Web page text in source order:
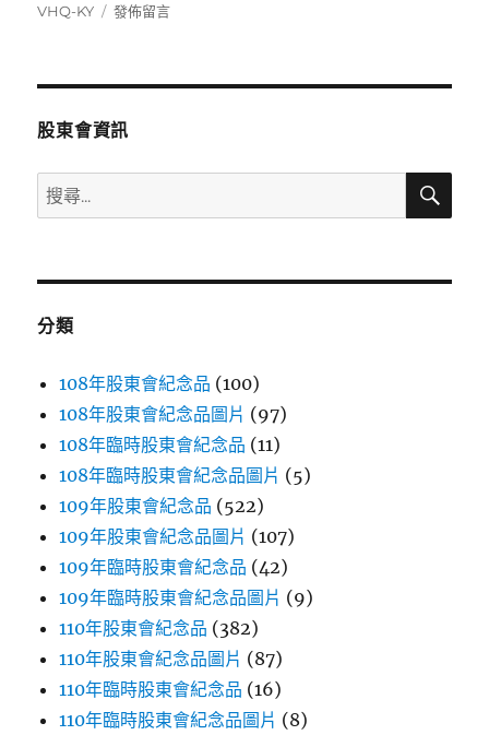
佈
類
VHQ-KY
在
發佈留言
股東會資訊
搜
尋
鍵
搜
分類
108年股東會紀念品 (100)
108年股東會紀念品圖片 (97)
108年臨時股東會紀念品 (11)
108年臨時股東會紀念品圖片 (5)
109年股東會紀念品 (522)
109年股東會紀念品圖片 (107)
109年臨時股東會紀念品 (42)
109年臨時股東會紀念品圖片 (9)
110年股東會紀念品 (382)
110年股東會紀念品圖片 (87)
110年臨時股東會紀念品 (16)
110年臨時股東會紀念品圖片 (8)